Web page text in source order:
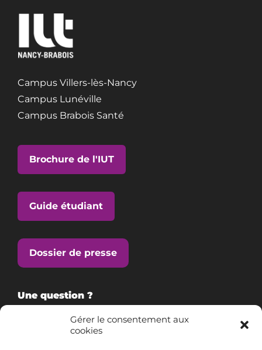
Gérer le consentement aux
cookies
Campus Villers-lès-Nancy
Campus Lunéville
Campus Brabois Santé
Brochure de l'IUT
Guide étudiant
Dossier de presse
Une question ?
Consultez notre FAQ